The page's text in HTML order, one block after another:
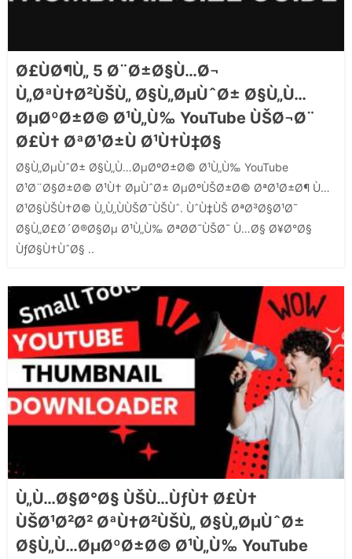
Ø£ÙØ¶Ù„ 5 Ø¨Ø±Ø§Ù…Ø¬
Ù„ØªÙ†Ø²ÙŠÙ„ Ø§Ù„ØµÙˆØ± Ø§Ù„Ù…
ØµØºØ±Ø© Ø¹Ù„Ù‰ YouTube ÙŠØ¬Ø¨
Ø£Ù† ØªØ¹Ø±Ù Ø¹Ù†Ù‡Ø§
Ø§Ù„ØµÙˆØ± Ø§Ù„Ù…ØµØºØ±Ø© Ø¹Ù„Ù‰ YouTube
Ø¹Ø¨Ø§Ø±Ø© Ø¹Ù† ØµÙˆØ± ØµØºÙŠØ±Ø© ØªØ¹Ø±Ø¶ Ù…
Ø¹Ø§ÙŠÙ†Ø© Ù„Ù„ÙÙŠØ¯ÙŠÙˆ. ÙˆÙ‡ÙŠ ØªØ³Ø§Ø¹Ø¯
Ø§Ù„Ø£Ø´Ø®Ø§Øµ Ø¹Ù„Ù‰ ØªØ­Ø¯ÙŠØ¯ Ù…Ø§ Ø¥Ø°Ø§
ÙƒØ§Ù†ÙˆØ§ ..
Ù„Ù…Ø§Ø°Ø§ ÙŠÙ…ÙƒÙ† Ø£Ù†
ÙŠØ¹Ø²Ø² ØªÙ†Ø²ÙŠÙ„ Ø§Ù„ØµÙˆØ±
Ø§Ù„Ù…ØµØºØ±Ø© Ø¹Ù„Ù‰ YouTube